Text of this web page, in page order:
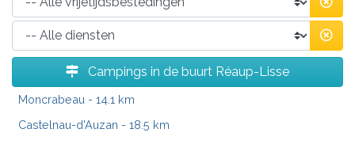
Campings in de buurt Réaup-Lisse
Moncrabeau - 14.1 km
Castelnau-d'Auzan - 18.5 km